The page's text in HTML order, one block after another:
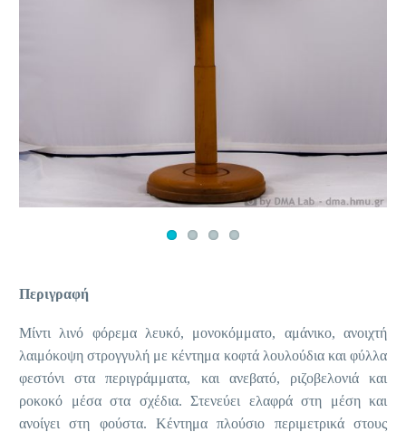
Περιγραφή
Μίντι λινό φόρεμα λευκό, μονοκόμματο, αμάνικο, ανοιχτή
λαιμόκοψη στρογγυλή με κέντημα κοφτά λουλούδια και φύλλα
φεστόνι στα περιγράμματα, και ανεβατό, ριζοβελονιά και
ροκοκό μέσα στα σχέδια. Στενεύει ελαφρά στη μέση και
ανοίγει στη φούστα. Κέντημα πλούσιο περιμετρικά στους